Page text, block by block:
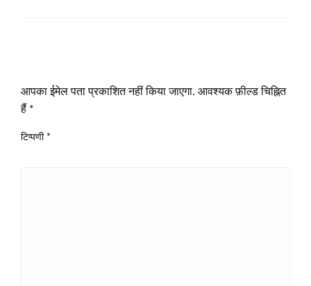
आपका ईमेल पता प्रकाशित नहीं किया जाएगा. आवश्यक फ़ील्ड चिह्नित
हैं *
टिप्पणी *